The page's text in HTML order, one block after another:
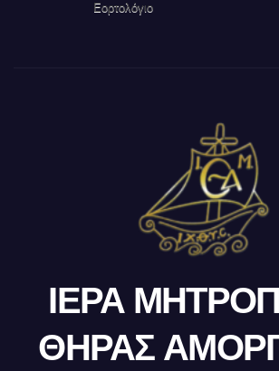
Εορτολόγιο
ΙΕΡΑ
ΘΗΡΑΣ